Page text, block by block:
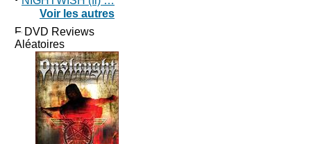
Voir les autres
DVD Reviews
Aléatoires